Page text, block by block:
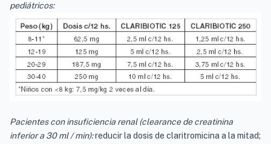
pediátricos:
Pacientes con insuficiencia renal (clearance de creatinina
inferior a 30 ml / min):reducir la dosis de claritromicina a la mitad;